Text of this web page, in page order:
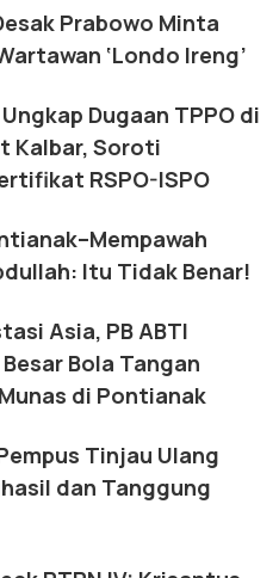
Prabowo Minta
‘Londo Ireng’
Dugaan TPPO di
Kalbar, Soroti
RSPO-ISPO
Itu Tidak Benar!
Asia, PB ABTI
Bola Tangan
di Pontianak
Tinjau Ulang
dan Tanggung